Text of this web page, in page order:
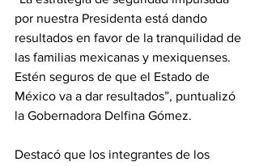
por nuestra Presidenta está dando
resultados en favor de la tranquilidad de
las familias mexicanas y mexiquenses.
Estén seguros de que el Estado de
México va a dar resultados”, puntualizó
la Gobernadora Delfina Gómez.
Destacó que los integrantes de los